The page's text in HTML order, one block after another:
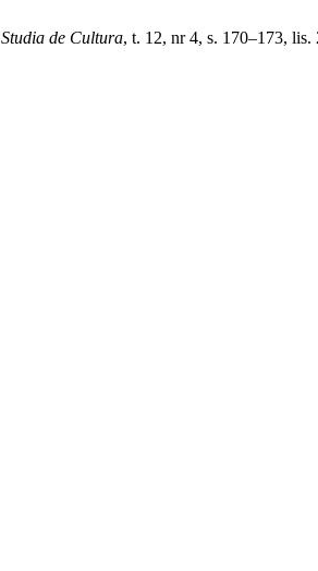
Studia de Cultura, t. 12, nr 4, s. 170–173, lis.